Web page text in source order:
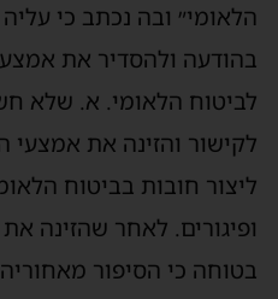
הלאומי״ ובה נכתב כי
בהודעה ולהסדיר את
לביטוח הלאומי. א. שלא
לקישור והזינה את
ליצור חובות בביטוח
ופיגורים. לאחר שהזינה
בטוחה כי הסיפור